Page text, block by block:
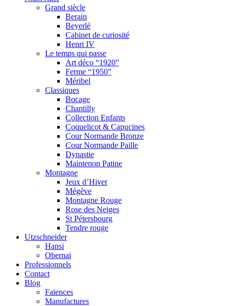
Grand siècle
Berain
Beyerlé
Cabinet de curiosité
Henri IV
Le temps qui passe
Art déco “1920”
Ferme “1950”
Méribel
Classiques
Bocage
Chantilly
Collection Enfants
Coquelicot & Capucines
Cour Normande Bronze
Cour Normande Paille
Dynastie
Maintenon Patine
Montagne
Jeux d’Hiver
Mégève
Montagne Rouge
Rose des Neiges
St Pétersbourg
Tendre rouge
Utzschneider
Hansi
Obernai
Professionnels
Contact
Blog
Faïences
Manufactures